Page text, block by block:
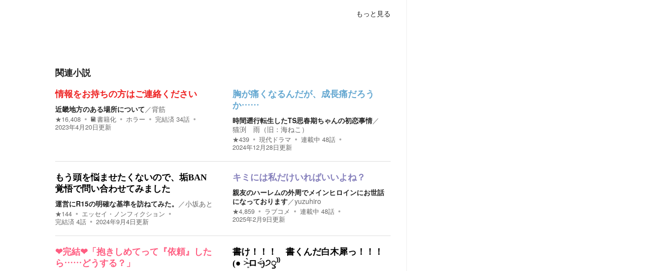
もっと見る
関連小説
情報をお持ちの方はご連絡ください
近畿地方のある場所について／背筋
★16,408 書籍化 ホラー 完結済 34話
2023年4月20日更新
胸が痛くなるんだが、成長痛だろう
か……
時間遡行転生したTS思春期ちゃんの初恋事情／
猫渕 雨（旧：海ねこ）
★439 現代ドラマ 連載中 48話
2024年12月28日更新
もう頭を悩ませたくないので、垢BAN
覚悟で問い合わせてみました
運営にR15の明確な基準を訪ねてみた。 ／小坂あと
★144
エッセイ・ノンフィクション
完結済 4話 2024年9月4日更新
キミには私だけいればいいよね？
親友のハーレムの外周でメインヒロインにお世話
になっております／yuzuhiro
★4,859 ラブコメ 連載中 48話
2025年2月9日更新
❤︎完結❤︎「抱きしめてって『依頼』した
ら……どうする？」
書け！！！ 書くんだ白木犀っ！！！
(● ˃̶͈̀ロ˂̶͈́)੭ꠥ⁾⁾